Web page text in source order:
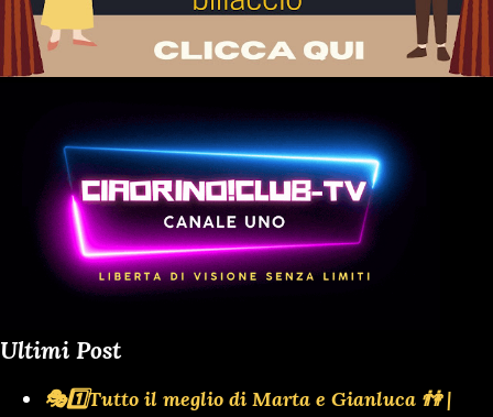
Ultimi Post
🎭1️⃣Tutto il meglio di Marta e Gianluca 👫 |